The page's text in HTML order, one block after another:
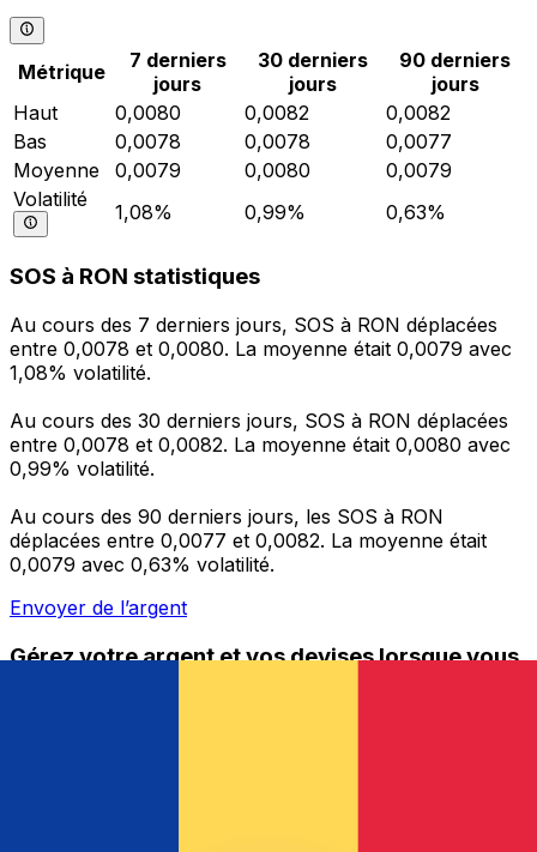
Métrique
7 derniers
jours
30 derniers
jours
90 derniers
jours
Haut
0,0080 0,0082
0,0082
Bas
0,0078 0,0078
0,0077
Moyenne
0,0079 0,0080
0,0079
Volatilité
1,08% 0,99% 0,63%
SOS à RON statistiques
Au cours des 7 derniers jours, SOS à RON déplacées
entre 0,0078 et 0,0080. La moyenne était 0,0079 avec
1,08% volatilité.
Au cours des 30 derniers jours, SOS à RON déplacées
entre 0,0078 et 0,0082. La moyenne était 0,0080 avec
0,99% volatilité.
Au cours des 90 derniers jours, les SOS à RON
déplacées entre 0,0077 et 0,0082. La moyenne était
0,0079 avec 0,63% volatilité.
Envoyer de l’argent
Gérez votre argent et vos devises lorsque vous